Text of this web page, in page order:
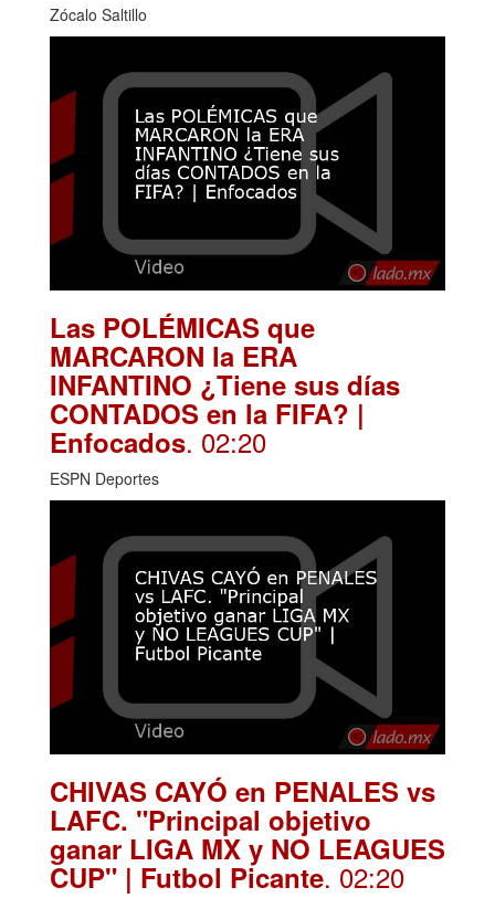
Zócalo Saltillo
Las POLÉMICAS que
MARCARON la ERA
INFANTINO ¿Tiene sus días
CONTADOS en la FIFA? |
Enfocados. 02:20
ESPN Deportes
CHIVAS CAYÓ en PENALES vs
LAFC. "Principal objetivo
ganar LIGA MX y NO LEAGUES
CUP" | Futbol Picante. 02:20